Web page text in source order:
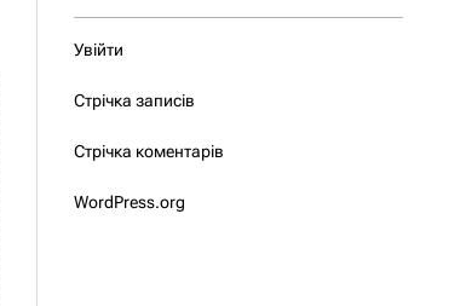
Увійти
Стрічка записів
Стрічка коментарів
WordPress.org